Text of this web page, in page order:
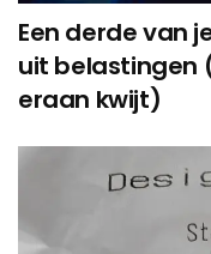
Een derde van
uit belastingen
eraan kwijt)